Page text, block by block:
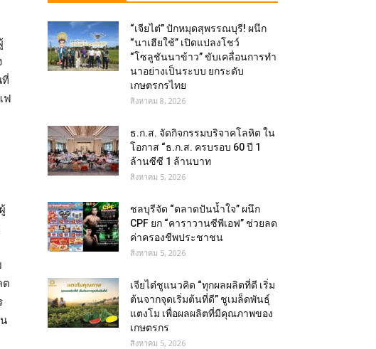
ที่
ฟ
ต
“เจียไต๋” ปักหมุดสุพรรณบุรี! ผนึก
“นาเฮียใช้” เปิดแปลงโชว์
“โซลูชันนาข้าว” ขับเคลื่อนการทำ
นาอย่างเป็นระบบ ยกระดับ
เกษตรกรไทย
สิงหาคม 8, 2026
ธ.ก.ส. จัดกิจกรรมบริจาคโลหิต ใน
โอกาส “ธ.ก.ส. ครบรอบ 60 ปี 1
ล้านซีซี 1 ล้านบาท
สิงหาคม 5, 2026
ชลบุรีจัด “ตลาดปันน้ำใจ” ผนึก
CPF ยก “คาราวานซีพีเอฟ” ช่วยลด
ค่าครองชีพประชาชน
สิงหาคม 5, 2026
เจียไต๋ชูแนวคิด “ทุกผลผลิตที่ดี เริ่ม
ต้นจากจุดเริ่มต้นที่ดี” ชูเมล็ดพันธุ์
แตงโม เพื่อผลผลิตที่มีคุณภาพของ
เกษตรกร
สิงหาคม 5, 2026